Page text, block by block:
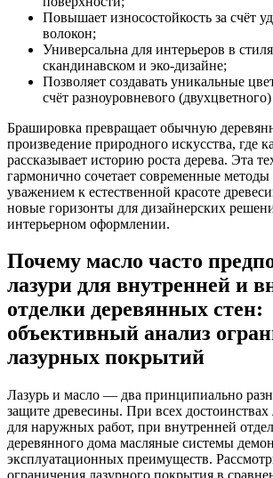
Повышает износостойкость за счёт
волокон;
Универсальна для интерьеров в
скандинавском и эко-дизайне;
Позволяет создавать уникальные
счёт разноуровневого
Брашировка превращает обычную
произведение природного искусства, где
рассказывает историю роста дерева. Эта
гармонично сочетает современные методы
уважением к естественной красоте
новые горизонты для дизайнерских
интерьерном оформлении.
Почему масло часто
лазури для внутренней и
отделки деревянных стен:
объективный анализ
лазурных покрытий
Лазурь и масло — два принципиально
защите древесины. При всех достоинствах
для наружных работ, при внутренней
деревянного дома масляные системы
эксплуатационных преимуществ.